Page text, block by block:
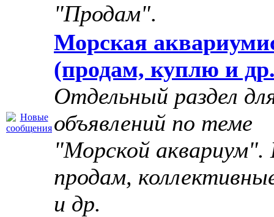
"Продам".
Морская
(продам, куплю и
Отдельный раздел
объявлений по теме
"Морской аквариум".
продам,
и др.